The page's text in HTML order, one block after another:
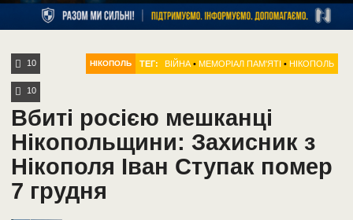
10 НІКОПОЛЬ ТЕГ: ВІЙНА •МЕМОРІАЛ ПАМ'ЯТІ •НІКОПОЛЬ
10
Вбиті росією мешканці
Нікопольщини: Захисник з
Нікополя Іван Ступак помер
7 грудня